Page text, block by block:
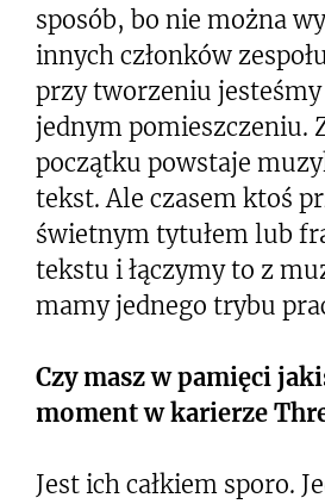
sposób, bo nie można
innych członków
przy tworzeniu
jednym pomieszczeniu.
początku powstaje
tekst. Ale czasem ktoś
świetnym tytułem lub
tekstu i łączymy to z
mamy jednego trybu
Czy masz w pamięci
moment w karierze
Jest ich całkiem sporo.